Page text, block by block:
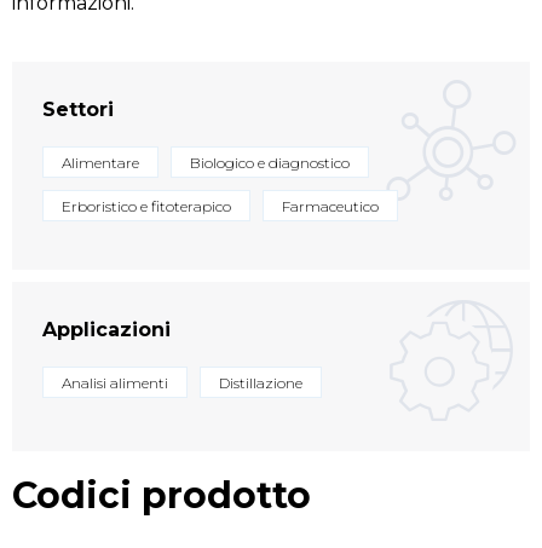
Settori
Alimentare Biologico e diagnostico
Erboristico e fitoterapico Farmaceutico
Applicazioni
Analisi alimenti Distillazione
Codici prodotto